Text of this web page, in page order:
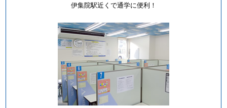
伊集院駅近くで通学に便利！